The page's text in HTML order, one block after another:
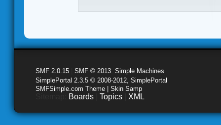
SMF 2.0.15 SMF © 2013 Simple Machines
SimplePortal 2.3.5 © 2008-2012, SimplePortal
SMFSimple.com Theme | Skin Samp
Boards Topics XML